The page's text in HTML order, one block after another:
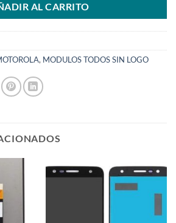
AL CARRITO
, MODULOS TODOS SIN LOGO